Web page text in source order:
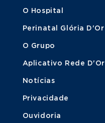
O Hospital
Perinatal Glória D'Or
O Grupo
Aplicativo Rede D'Or
Notícias
Privacidade
Ouvidoria